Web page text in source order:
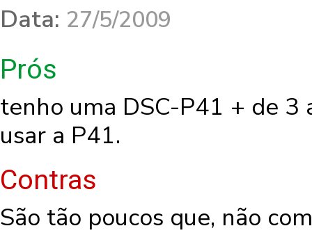
Data: 27/5/2009
Prós
tenho uma DSC-P41 + de
usar a P41.
Contras
São tão poucos que, não